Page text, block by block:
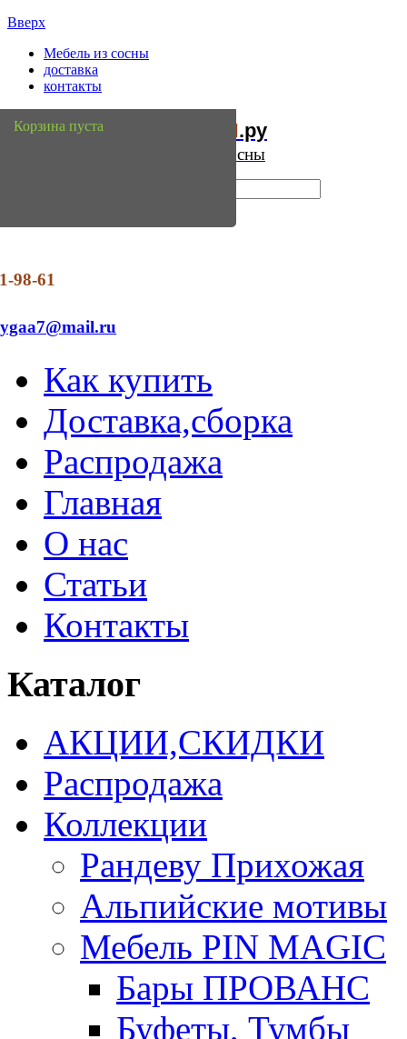
Вверх
Мебель из сосны
доставка
контакты
Мебель Сосны.ру
Интернет магазин мебели из сосны
98-61
Как купить
Доставка,сборка
Распродажа
Главная
О нас
Статьи
Контакты
Корзина пуста
Каталог
АКЦИИ,СКИДКИ
Распродажа
Коллекции
Рандеву Прихожая
Альпийские мотивы
Мебель PIN MAGIС
Бары ПРОВАНС
Буфеты, Тумбы